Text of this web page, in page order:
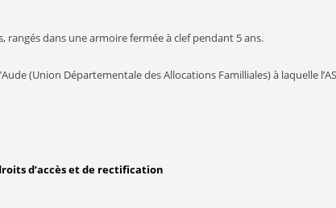
rangés dans une armoire fermée à clef pendant 5 ans.
(Union Départementale des Allocations Familliales) à laquelle
d’accès et de rectification